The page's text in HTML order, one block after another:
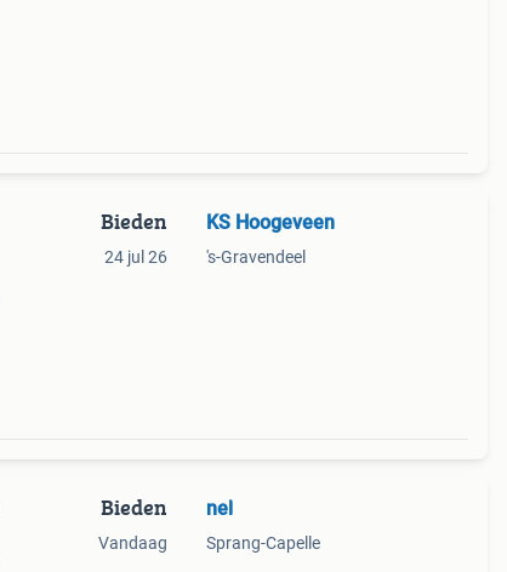
Bieden
24 jul 26
KS Hoogeveen
's-Gravendeel
Bieden
Vandaag
nel
Sprang-Capelle